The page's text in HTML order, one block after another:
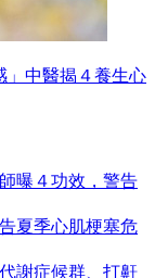
」中醫揭４養生心
曝４功效，警告
夏季心肌梗塞危
謝症候群、打鼾